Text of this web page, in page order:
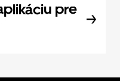
pre